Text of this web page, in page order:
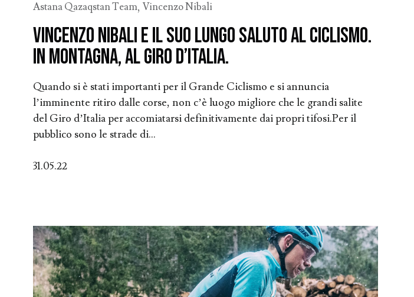
Astana Qazaqstan Team,Vincenzo Nibali
Vincenzo Nibali e il suo lungo saluto al ciclismo.
In montagna, al Giro d’Italia.
Quando si è stati importanti per il Grande Ciclismo e si annuncia
l’imminente ritiro dalle corse, non c’è luogo migliore che le grandi salite
del Giro d’Italia per accomiatarsi definitivamente dai propri tifosi.Per il
pubblico sono le strade di...
31.05.22